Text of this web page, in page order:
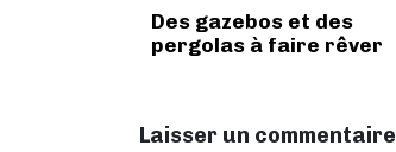
Des gazebos et des
pergolas à faire rêver
Laisser un commentaire